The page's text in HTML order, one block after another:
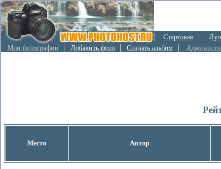
Стартовая
Мои фотографии
Добавить фото Создать альбом
Место Автор